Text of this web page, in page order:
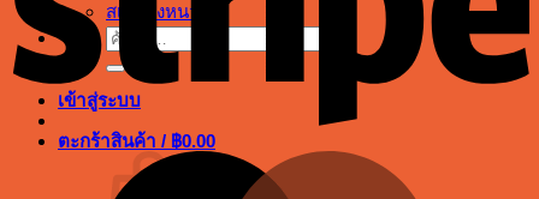
สเต็กลุงหนวด
ค้นหา:
เข้าสู่ระบบ
ตะกร้าสินค้า / ฿0.00